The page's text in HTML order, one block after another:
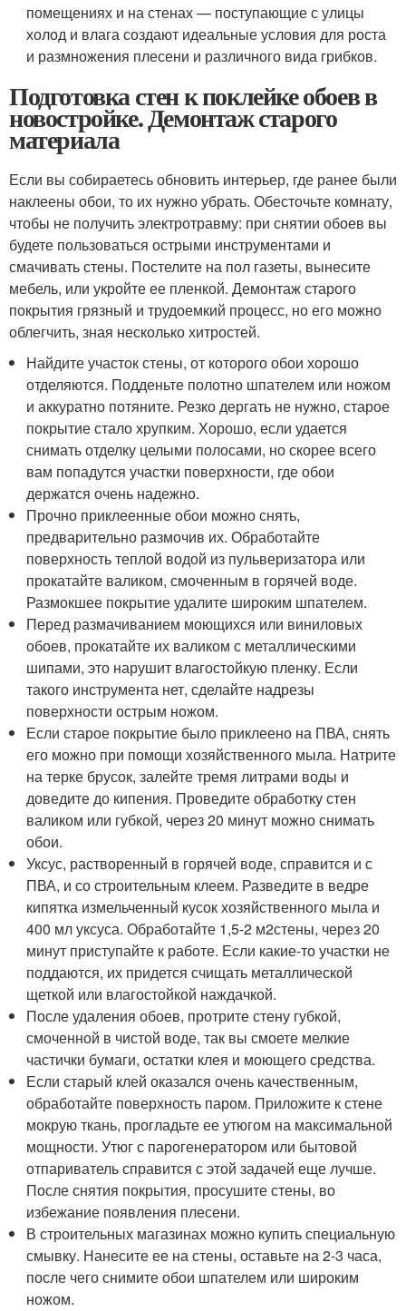
помещениях и на стенах — поступающие с улицы
холод и влага создают идеальные условия для роста
и размножения плесени и различного вида грибков.
Подготовка стен к поклейке обоев в
новостройке. Демонтаж старого
материала
Если вы собираетесь обновить интерьер, где ранее были
наклеены обои, то их нужно убрать. Обесточьте комнату,
чтобы не получить электротравму: при снятии обоев вы
будете пользоваться острыми инструментами и
смачивать стены. Постелите на пол газеты, вынесите
мебель, или укройте ее пленкой. Демонтаж старого
покрытия грязный и трудоемкий процесс, но его можно
облегчить, зная несколько хитростей.
Найдите участок стены, от которого обои хорошо
отделяются. Подденьте полотно шпателем или ножом
и аккуратно потяните. Резко дергать не нужно, старое
покрытие стало хрупким. Хорошо, если удается
снимать отделку целыми полосами, но скорее всего
вам попадутся участки поверхности, где обои
держатся очень надежно.
Прочно приклеенные обои можно снять,
предварительно размочив их. Обработайте
поверхность теплой водой из пульверизатора или
прокатайте валиком, смоченным в горячей воде.
Размокшее покрытие удалите широким шпателем.
Перед размачиванием моющихся или виниловых
обоев, прокатайте их валиком с металлическими
шипами, это нарушит влагостойкую пленку. Если
такого инструмента нет, сделайте надрезы
поверхности острым ножом.
Если старое покрытие было приклеено на ПВА, снять
его можно при помощи хозяйственного мыла. Натрите
на терке брусок, залейте тремя литрами воды и
доведите до кипения. Проведите обработку стен
валиком или губкой, через 20 минут можно снимать
обои.
Уксус, растворенный в горячей воде, справится и с
ПВА, и со строительным клеем. Разведите в ведре
кипятка измельченный кусок хозяйственного мыла и
400 мл уксуса. Обработайте 1,5-2 м2стены, через 20
минут приступайте к работе. Если какие-то участки не
поддаются, их придется счищать металлической
щеткой или влагостойкой наждачкой.
После удаления обоев, протрите стену губкой,
смоченной в чистой воде, так вы смоете мелкие
частички бумаги, остатки клея и моющего средства.
Если старый клей оказался очень качественным,
обработайте поверхность паром. Приложите к стене
мокрую ткань, прогладьте ее утюгом на максимальной
мощности. Утюг с парогенератором или бытовой
отпариватель справится с этой задачей еще лучше.
После снятия покрытия, просушите стены, во
избежание появления плесени.
В строительных магазинах можно купить специальную
смывку. Нанесите ее на стены, оставьте на 2-3 часа,
после чего снимите обои шпателем или широким
ножом.